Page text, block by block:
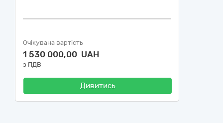
Очікувана вартість
1 530 000,00 UAH
з ПДВ
Дивитись